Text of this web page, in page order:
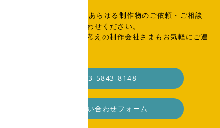
出版物、広告、WEB、あらゆる制作物のご依頼・ご相談
はこちらからお問い合わせください。
SOHO・業務委託をお考えの制作会社さまもお気軽にご連
03-5843-8148
お問い合わせフォーム